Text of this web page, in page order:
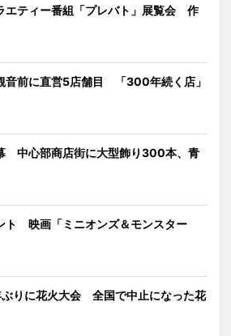
エティー番組「プレバト」展覧会 作
音前に直営5店舗目 「300年続く店」
中心部商店街に大型飾り300本、青
ト 映画「ミニオンズ＆モンスター
りに花火大会 全国で中止になった花